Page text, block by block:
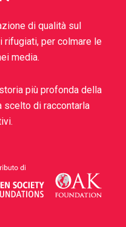
di qualità sul
rifugiati, per colmare le
media.
più profonda della
scelto di raccontarla